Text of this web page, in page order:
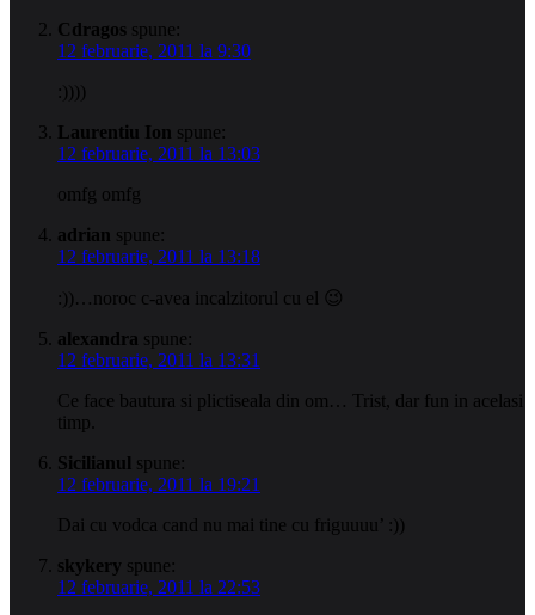
Cdragos spune:
12 februarie, 2011 la 9:30
:))))
Laurentiu Ion spune:
12 februarie, 2011 la 13:03
omfg omfg
adrian spune:
12 februarie, 2011 la 13:18
:))…noroc c-avea incalzitorul cu el 😉
alexandra spune:
12 februarie, 2011 la 13:31
Ce face bautura si plictiseala din om… Trist, dar fun in acelasi
timp.
Sicilianul spune:
12 februarie, 2011 la 19:21
Dai cu vodca cand nu mai tine cu friguuuu’ :))
skykery spune:
12 februarie, 2011 la 22:53